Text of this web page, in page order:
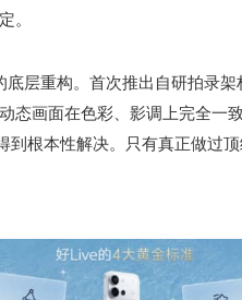
。
层重构。首次推出自研拍录
态画面在色彩、影调上完全一
到根本性解决。只有真正做过